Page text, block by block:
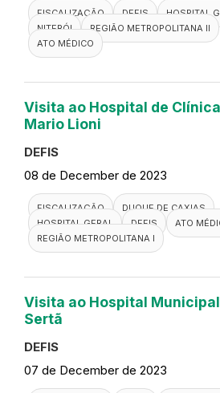
FISCALIZAÇÃO DEFIS
HOSPITAL
NITERÓI
REGIÃO METROPOLITANA II
ATO MÉDICO
Visita ao Hospital de
Mario Lioni
DEFIS
08 de December de 2023
FISCALIZAÇÃO
DUQUE DE CAXIAS
HOSPITAL GERAL
DEFIS
ATO
REGIÃO METROPOLITANA I
Visita ao Hospital Municipal
Sertã
DEFIS
07 de December de 2023